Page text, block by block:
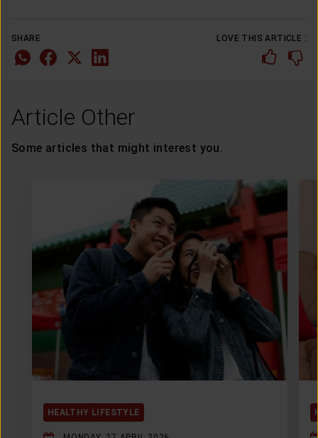
SHARE LOVE THIS ARTICLE :
Article Other
Some articles that might interest you.
HEALTHY LIFESTYLE